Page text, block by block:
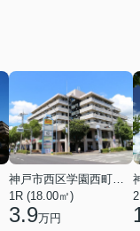
神戸市西区学園西町４丁目
1R (18.00㎡)
3.9万円